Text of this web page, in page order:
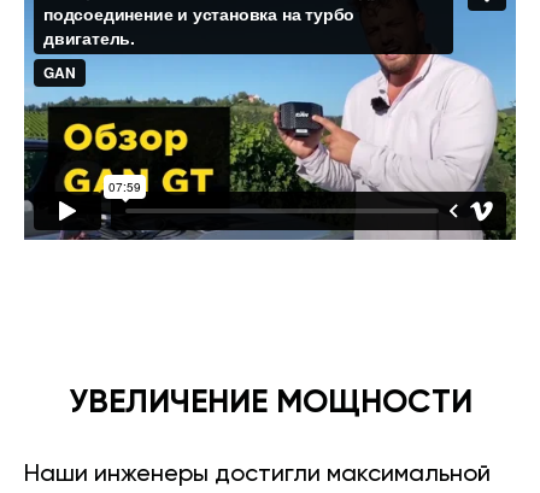
УВЕЛИЧЕНИЕ МОЩНОСТИ
Наши инженеры достигли максимальной